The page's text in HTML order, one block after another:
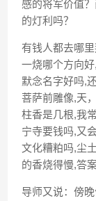
感的将军价值
的灯利吗？
有钱人都去哪
一烧哪个方向
默念名字好吗,
菩萨前雕像,天
柱香是几根,我
宁寺要钱吗,又
文化糟粕吗,尘
的香烧得慢,答案
导师又说：傍